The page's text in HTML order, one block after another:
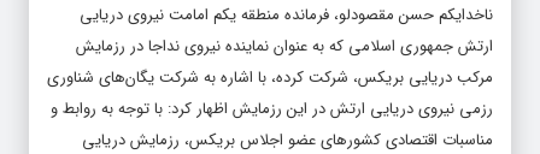
ناخدایکم حسن مقصودلو، فرمانده منطقه یکم امامت نیروی دریایی
ارتش جمهوری اسلامی که به عنوان نماینده نیروی نداجا در رزمایش
مرکب دریایی بریکس، شرکت کرده، با اشاره به شرکت یگان‌های شناوری
رزمی نیروی دریایی ارتش در این رزمایش اظهار کرد: با توجه به روابط و
مناسبات اقتصادی کشورهای عضو اجلاس بریکس، رزمایش دریایی